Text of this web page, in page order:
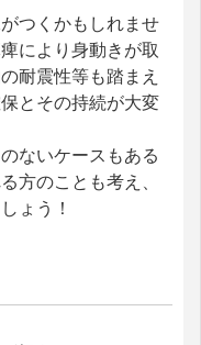
つくかもしれませ
により身動きが取
耐震性等も踏まえ
とその持続が大変
ないケースもある
方のことも考え、
ょう！